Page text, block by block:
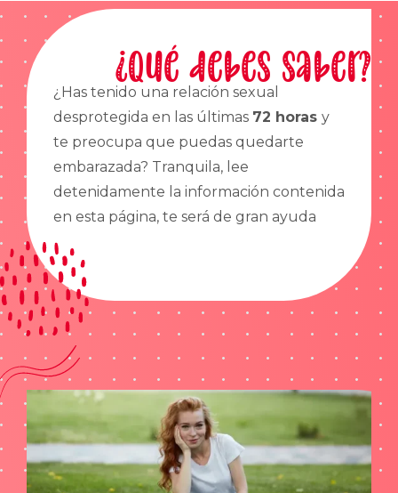
¿Qué debes saber?
¿Has tenido una relación sexual
desprotegida en las últimas 72 horas y
te preocupa que puedas quedarte
embarazada? Tranquila, lee
detenidamente la información contenida
en esta página, te será de gran ayuda